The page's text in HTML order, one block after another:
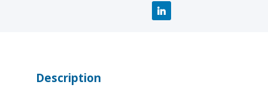
Description